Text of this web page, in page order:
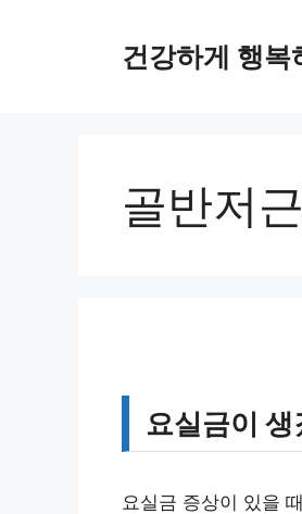
건강하게 행복
골반저근
요실금이
요실금 증상이 있을